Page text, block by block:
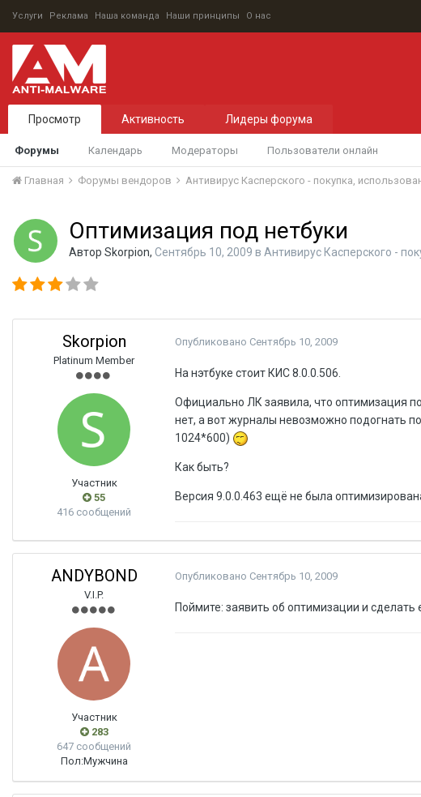
Услуги Реклама Наша команда Наши принципы О нас
Просмотр
Форумы Календарь Модераторы Пользователи онлайн
Активность Лидеры форума
Главная Форумы вендоров Антивирус Касперского - покупка,
Оптимизация под нетбуки
Автор Skorpion, Сентябрь 10, 2009 в Антивирус Касперского -
Skorpion
Platinum Member
Участник
55
416 сообщений
Опубликовано Сентябрь 10, 2009
На нэтбуке стоит КИС 8.0.0.506.
Официально ЛК заявила, что оптимизация
нет, а вот журналы невозможно подогнать
1024*600)
Как быть?
Версия 9.0.0.463 ещё не была
ANDYBOND
V.I.P.
Участник
283
647 сообщений
Пол:Мужчина
Опубликовано Сентябрь 10, 2009
Поймите: заявить об оптимизации и сделать